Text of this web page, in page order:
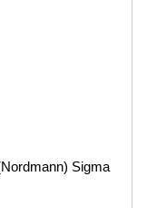
Sigma